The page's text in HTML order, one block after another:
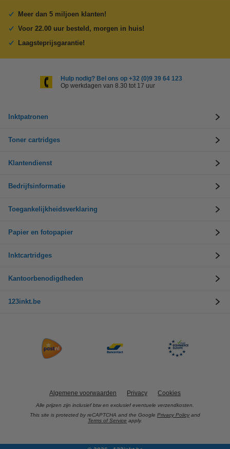
Meer dan 5 miljoen klanten!
Voor 22.00 uur besteld, morgen in huis!
Laagsteprijsgarantie!
Hulp nodig? Bel ons op +32 (0)9 39 64 123
Op werkdagen van 8.30 tot 17 uur
Inktpatronen
Toner cartridges
Klantendienst
Bedrijfsinformatie
Toegankelijkheidsverklaring
Papier en fotopapier
Inktcartridges
Kantoorbenodigdheden
123inkt.be
Algemene voorwaarden Privacy Cookies
Alle prijzen zijn inclusief btw en exclusief eventuele verzendkosten.
This site is protected by reCAPTCHA and the Google Privacy Policy and
Terms of Service apply.